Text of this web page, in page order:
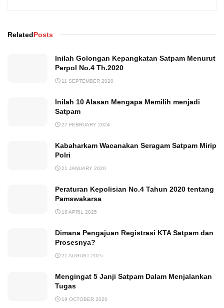
RelatedPosts
Inilah Golongan Kepangkatan Satpam Menurut
Perpol No.4 Th.2020
11 SEPTEMBER 2020
Inilah 10 Alasan Mengapa Memilih menjadi
Satpam
27 FEBRUARY 2024
Kabaharkam Wacanakan Seragam Satpam Mirip
Polri
21 JANUARY 2020
Peraturan Kepolisian No.4 Tahun 2020 tentang
Pamswakarsa
18 APRIL 2025
Dimana Pengajuan Registrasi KTA Satpam dan
Prosesnya?
21 AUGUST 2025
Mengingat 5 Janji Satpam Dalam Menjalankan
Tugas
19 OCTOBER 2020